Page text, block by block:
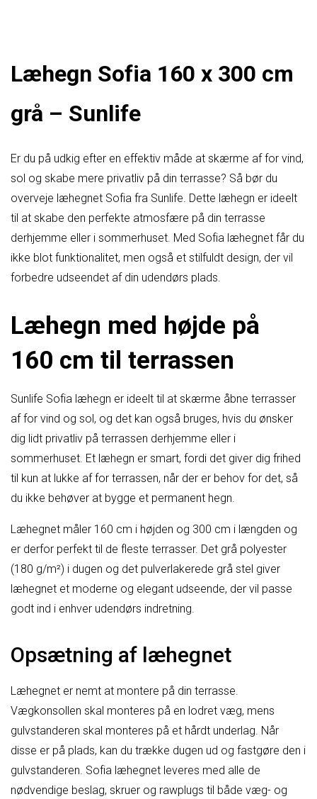
Læhegn Sofia 160 x 300 cm
grå – Sunlife
Er du på udkig efter en effektiv måde at skærme af for vind,
sol og skabe mere privatliv på din terrasse? Så bør du
overveje læhegnet Sofia fra Sunlife. Dette læhegn er ideelt
til at skabe den perfekte atmosfære på din terrasse
derhjemme eller i sommerhuset. Med Sofia læhegnet får du
ikke blot funktionalitet, men også et stilfuldt design, der vil
forbedre udseendet af din udendørs plads.
Læhegn med højde på
160 cm til terrassen
Sunlife Sofia læhegn er ideelt til at skærme åbne terrasser
af for vind og sol, og det kan også bruges, hvis du ønsker
dig lidt privatliv på terrassen derhjemme eller i
sommerhuset. Et læhegn er smart, fordi det giver dig frihed
til kun at lukke af for terrassen, når der er behov for det, så
du ikke behøver at bygge et permanent hegn.
Læhegnet måler 160 cm i højden og 300 cm i længden og
er derfor perfekt til de fleste terrasser. Det grå polyester
(180 g/m²) i dugen og det pulverlakerede grå stel giver
læhegnet et moderne og elegant udseende, der vil passe
godt ind i enhver udendørs indretning.
Opsætning af læhegnet
Læhegnet er nemt at montere på din terrasse.
Vægkonsollen skal monteres på en lodret væg, mens
gulvstanderen skal monteres på et hårdt underlag. Når
disse er på plads, kan du trække dugen ud og fastgøre den i
gulvstanderen. Sofia læhegnet leveres med alle de
nødvendige beslag, skruer og rawplugs til både væg- og